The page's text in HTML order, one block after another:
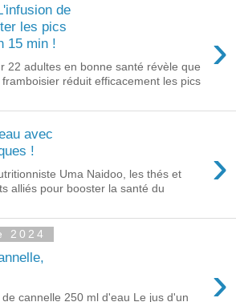
de
les pics
15 min !
›
22 adultes en bonne santé révèle que
réduit efficacement les pics
avec
!
›
Uma Naidoo, les thés et
alliés pour booster la santé du
2024
›
cannelle 250 ml d'eau Le jus d'un